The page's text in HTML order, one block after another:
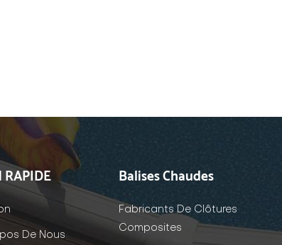
RAPIDE
De Nous
Balises Chaudes
Fabricants De Clôtures
Composites